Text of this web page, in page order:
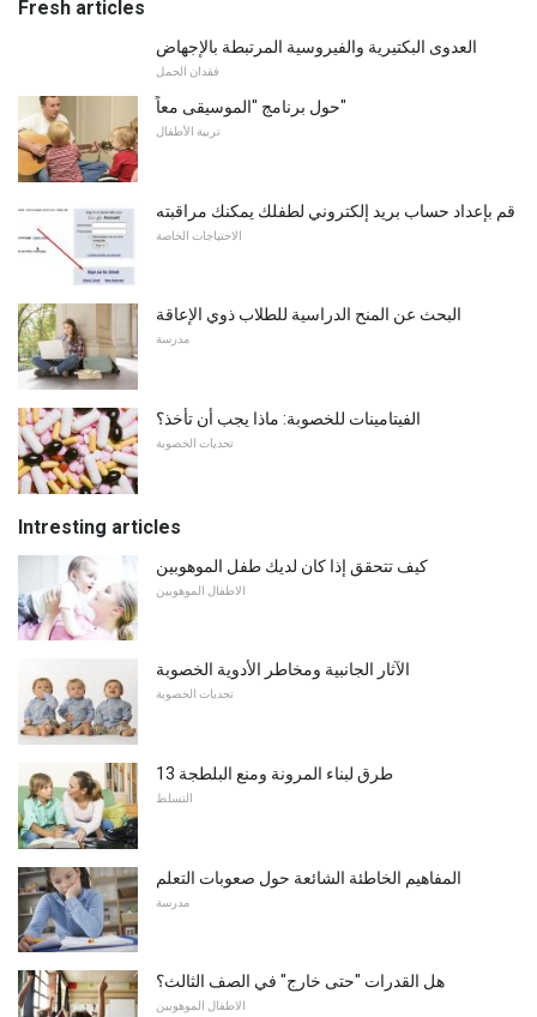
Fresh articles
العدوى البكتيرية والفيروسية المرتبطة بالإجهاض
فقدان الحمل
حول برنامج "الموسيقى معاً"
تربية الأطفال
قم بإعداد حساب بريد إلكتروني لطفلك يمكنك مراقبته
الاحتياجات الخاصة
البحث عن المنح الدراسية للطلاب ذوي الإعاقة
مدرسة
الفيتامينات للخصوبة: ماذا يجب أن تأخذ؟
تحديات الخصوبة
Intresting articles
كيف تتحقق إذا كان لديك طفل الموهوبين
الاطفال الموهوبين
الآثار الجانبية ومخاطر الأدوية الخصوبة
تحديات الخصوبة
13 طرق لبناء المرونة ومنع البلطجة
التسلط
المفاهيم الخاطئة الشائعة حول صعوبات التعلم
مدرسة
هل القدرات "حتى خارج" في الصف الثالث؟
الاطفال الموهوبين